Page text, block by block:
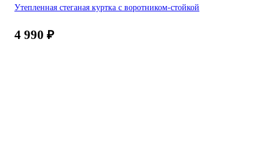
Утепленная стеганая куртка с воротником-стойкой
4 990 ₽